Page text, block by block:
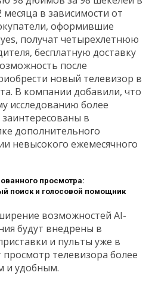
в зависимости от
оформившие
получат четырехлетнюю
бесплатную доставку
после
новый телевизор в
В компании добавили, что
исследованию более
в
дополнительного
невысокого ежемесячного
просмотра:
поиск и голосовой помощник
возможностей AI-
будут внедрены в
и пульты уже в
просмотр телевизора более
и удобным.